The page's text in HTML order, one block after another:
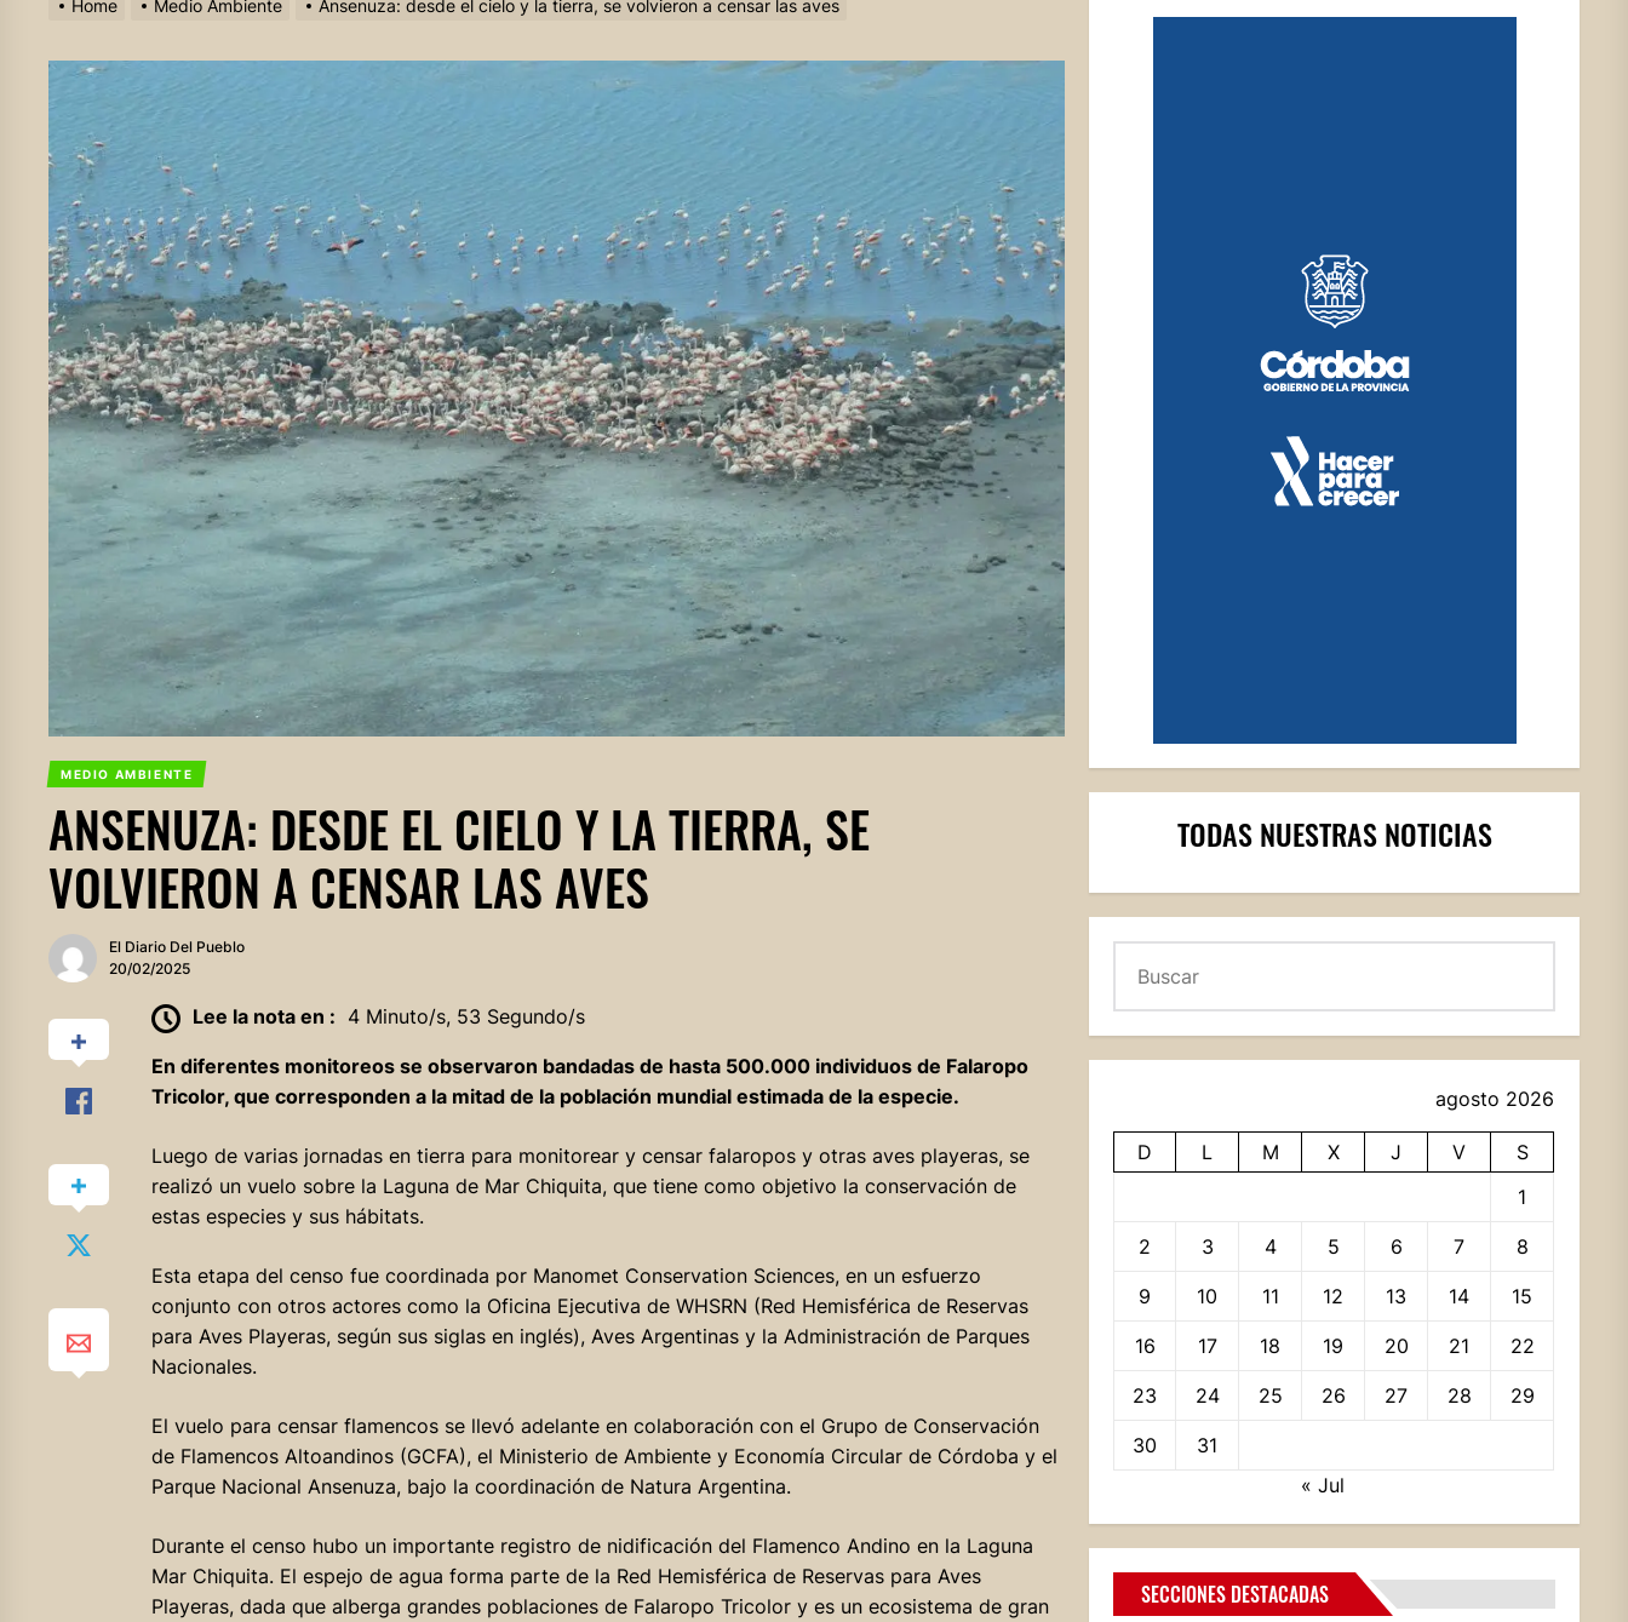
Home Medio Ambiente Ansenuza: desde el cielo y la tierra, se volvieron a censar las aves
MEDIO AMBIENTE
ANSENUZA: DESDE EL CIELO Y LA TIERRA, SE
VOLVIERON A CENSAR LAS AVES
El Diario Del Pueblo
20/02/2025
Lee la nota en : 4 Minuto/s, 53 Segundo/s
En diferentes monitoreos se observaron bandadas de hasta 500.000 individuos de Falaropo
Tricolor, que corresponden a la mitad de la población mundial estimada de la especie.
Luego de varias jornadas en tierra para monitorear y censar falaropos y otras aves playeras, se
realizó un vuelo sobre la Laguna de Mar Chiquita, que tiene como objetivo la conservación de
estas especies y sus hábitats.
Esta etapa del censo fue coordinada por Manomet Conservation Sciences, en un esfuerzo
conjunto con otros actores como la Oficina Ejecutiva de WHSRN (Red Hemisférica de Reservas
para Aves Playeras, según sus siglas en inglés), Aves Argentinas y la Administración de Parques
Nacionales.
El vuelo para censar flamencos se llevó adelante en colaboración con el Grupo de Conservación
de Flamencos Altoandinos (GCFA), el Ministerio de Ambiente y Economía Circular de Córdoba y el
Parque Nacional Ansenuza, bajo la coordinación de Natura Argentina.
Durante el censo hubo un importante registro de nidificación del Flamenco Andino en la Laguna
Mar Chiquita. El espejo de agua forma parte de la Red Hemisférica de Reservas para Aves
Playeras, dada que alberga grandes poblaciones de Falaropo Tricolor y es un ecosistema de gran
TODAS NUESTRAS NOTICIAS
agosto 2026
D L M X J V
S
1
2 3 4 5 6 7 8
9 10 11 12 13 14 15
16 17 18 19 20 21 22
23 24 25 26 27 28 29
30
31
« Jul
SECCIONES DESTACADAS